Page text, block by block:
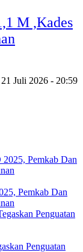
M ,Kades
21 Juli 2026 - 20:59
Pemkab Dan
Penguatan